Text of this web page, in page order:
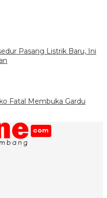
Pasang Listrik Baru, Ini
Fatal Membuka Gardu